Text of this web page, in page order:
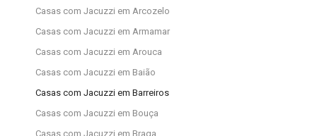
Casas com Jacuzzi em Arcozelo
Casas com Jacuzzi em Armamar
Casas com Jacuzzi em Arouca
Casas com Jacuzzi em Baião
Casas com Jacuzzi em Barreiros
Casas com Jacuzzi em Bouça
Casas com Jacuzzi em Braga